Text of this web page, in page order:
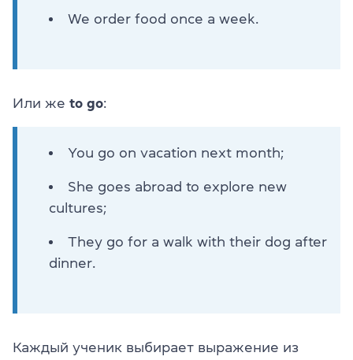
We order food once a week.
Или же to go:
You go on vacation next month;
She goes abroad to explore new
cultures;
They go for a walk with their dog after
dinner.
Каждый ученик выбирает выражение из